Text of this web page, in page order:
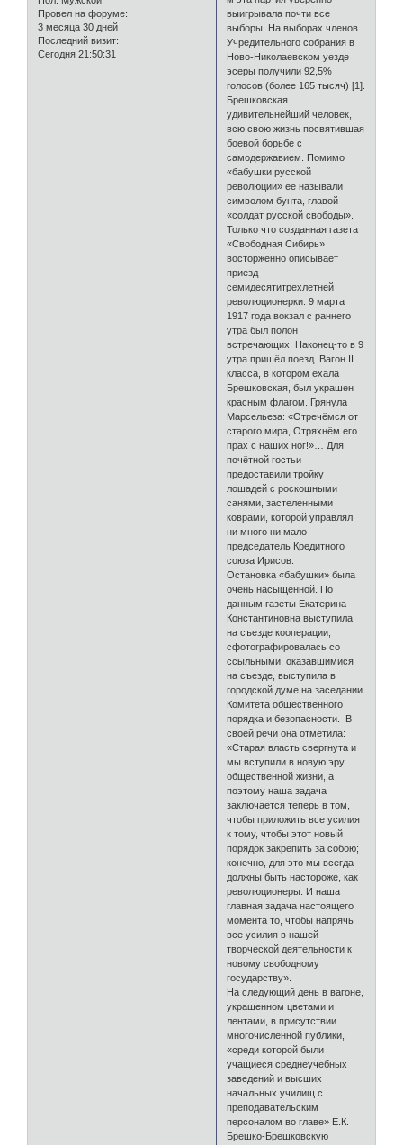
Провел на форуме:
3 месяца 30 дней
Последний визит:
Сегодня 21:50:31
выигрывала почти все
выборы. На выборах членов
Учредительного собрания в
Ново-Николаевском уезде
эсеры получили 92,5%
голосов (более 165 тысяч) [1].
Брешковская
удивительнейший человек,
всю свою жизнь посвятившая
боевой борьбе с
самодержавием. Помимо
«бабушки русской
революции» её называли
символом бунта, главой
«солдат русской свободы».
Только что созданная газета
«Свободная Сибирь»
восторженно описывает
приезд
семидесятитрехлетней
революционерки. 9 марта
1917 года вокзал с раннего
утра был полон
встречающих. Наконец-то в 9
утра пришёл поезд. Вагон II
класса, в котором ехала
Брешковская, был украшен
красным флагом. Грянула
Марсельеза: «Отречёмся от
старого мира, Отряхнём его
прах с наших ног!»… Для
почётной гостьи
предоставили тройку
лошадей с роскошными
санями, застеленными
коврами, которой управлял
ни много ни мало -
председатель Кредитного
союза Ирисов.
Остановка «бабушки» была
очень насыщенной. По
данным газеты Екатерина
Константиновна выступила
на съезде кооперации,
сфотографировалась со
ссыльными, оказавшимися
на съезде, выступила в
городской думе на заседании
Комитета общественного
порядка и безопасности. В
своей речи она отметила:
«Старая власть свергнута и
мы вступили в новую эру
общественной жизни, а
поэтому наша задача
заключается теперь в том,
чтобы приложить все усилия
к тому, чтобы этот новый
порядок закрепить за собою;
конечно, для это мы всегда
должны быть настороже, как
революционеры. И наша
главная задача настоящего
момента то, чтобы напрячь
все усилия в нашей
творческой деятельности к
новому свободному
государству».
На следующий день в вагоне,
украшенном цветами и
лентами, в присутствии
многочисленной публики,
«среди которой были
учащиеся среднеучебных
заведений и высших
начальных училищ с
преподавательским
персоналом во главе» Е.К.
Брешко-Брешковскую